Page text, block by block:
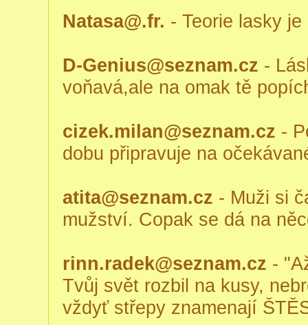
Natasa@.fr. - Teorie lasky
D-Genius@seznam.cz -
voňavá,ale na omak tě
cizek.milan@seznam.cz -
dobu připravuje na
atita@seznam.cz - Muži si
mužství. Copak se dá na
rinn.radek@seznam.cz -
Tvůj svět rozbil na kusy,
vždyť střepy znamenají